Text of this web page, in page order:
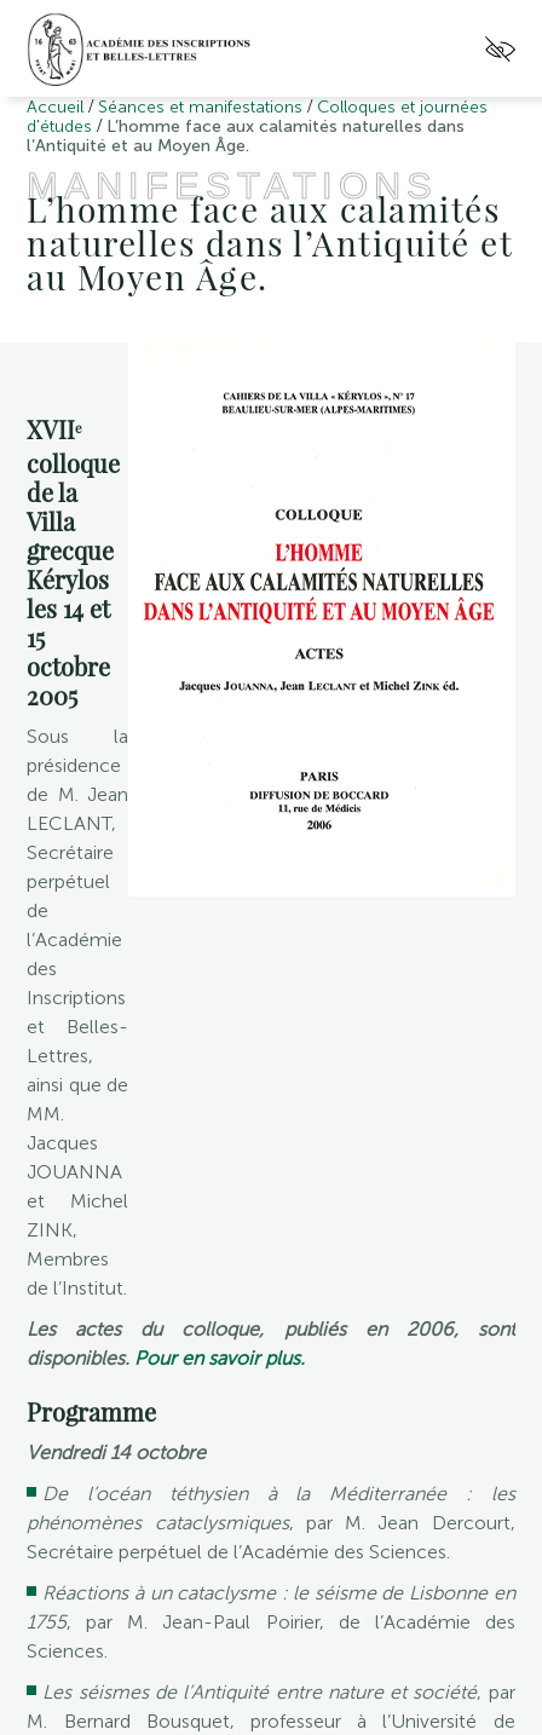
Accueil / Séances et manifestations / Colloques et journées
d'études / L’homme face aux calamités naturelles dans
l’Antiquité et au Moyen Âge.
MANIFESTATIONS
L’homme face aux calamités
naturelles dans l’Antiquité et
au Moyen Âge.
XVIIe
colloque
de la
Villa
grecque
Kérylos
les 14 et
15
octobre
2005
Sous la
présidence
de M. Jean
LECLANT,
Secrétaire
perpétuel
de
l’Académie
des
Inscriptions
et Belles-
Lettres,
ainsi que de
MM.
Jacques
JOUANNA
et Michel
ZINK,
Membres
de l’Institut.
Les actes du colloque, publiés en 2006, sont
disponibles. Pour en savoir plus.
Programme
Vendredi 14 octobre
De l’océan téthysien à la Méditerranée : les
phénomènes cataclysmiques, par M. Jean Dercourt,
Secrétaire perpétuel de l’Académie des Sciences.
Réactions à un cataclysme : le séisme de Lisbonne en
1755, par M. Jean-Paul Poirier, de l’Académie des
Sciences.
Les séismes de l’Antiquité entre nature et société, par
M. Bernard Bousquet, professeur à l’Université de